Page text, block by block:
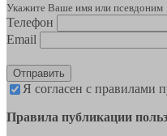
Укажите Ваше имя или псевдоним
Телефон
Email
Отправить
Я согласен с правилами
Правила публикации